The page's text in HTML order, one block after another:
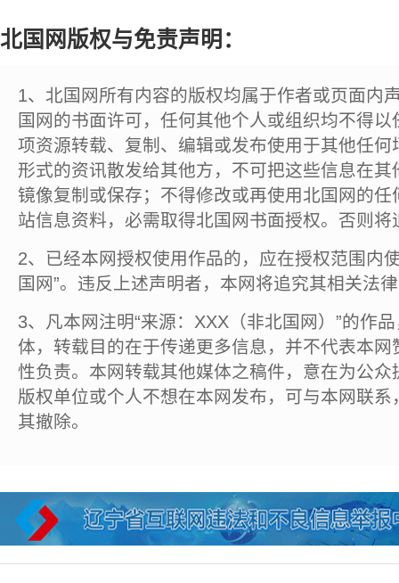
北国网版权与免责声明：
1、北国网所有内容的版权均属于作者或页面内
国网的书面许可，任何其他个人或组织均不得
项资源转载、复制、编辑或发布使用于其他任
形式的资讯散发给其他方，不可把这些信息在
镜像复制或保存；不得修改或再使用北国网的
站信息资料，必需取得北国网书面授权。否则将
2、已经本网授权使用作品的，应在授权范围内
国网”。违反上述声明者，本网将追究其相关法
3、凡本网注明“来源：XXX（非北国网）”的作
体，转载目的在于传递更多信息，并不代表本
性负责。本网转载其他媒体之稿件，意在为公
版权单位或个人不想在本网发布，可与本网联
其撤除。